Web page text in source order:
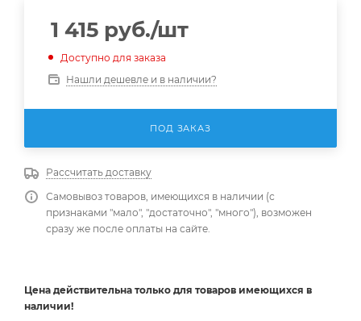
1 415 руб./шт
Доступно для заказа
Нашли дешевле и в наличии?
ПОД ЗАКАЗ
Рассчитать доставку
Самовывоз товаров, имеющихся в наличии (с
признаками "мало", "достаточно", "много"), возможен
сразу же после оплаты на сайте.
Цена действительна только для товаров имеющихся в
наличии!